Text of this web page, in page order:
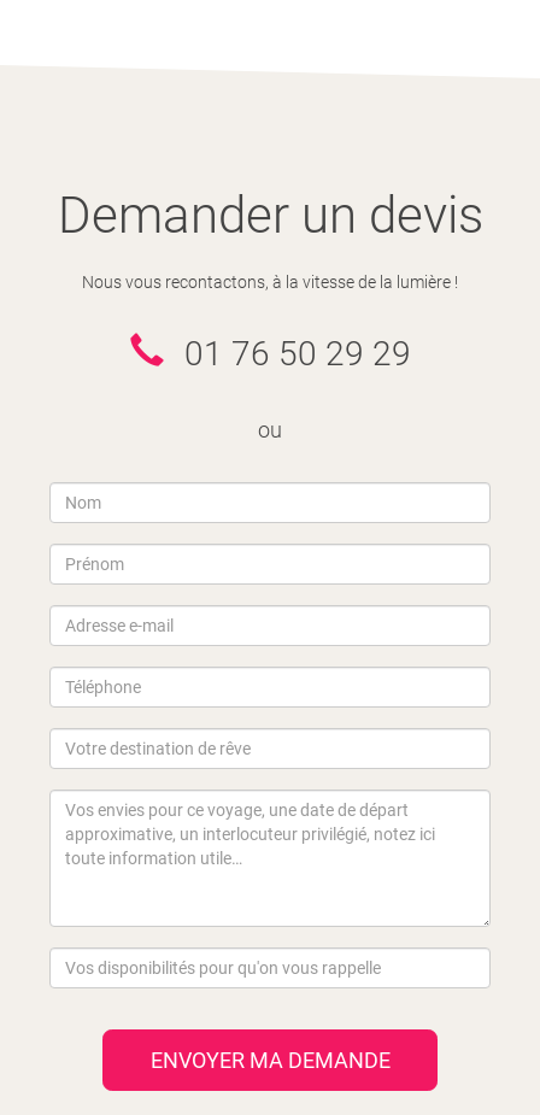
Demander un devis
Nous vous recontactons, à la vitesse de la lumière !
01 76 50 29 29
ou
ENVOYER MA DEMANDE